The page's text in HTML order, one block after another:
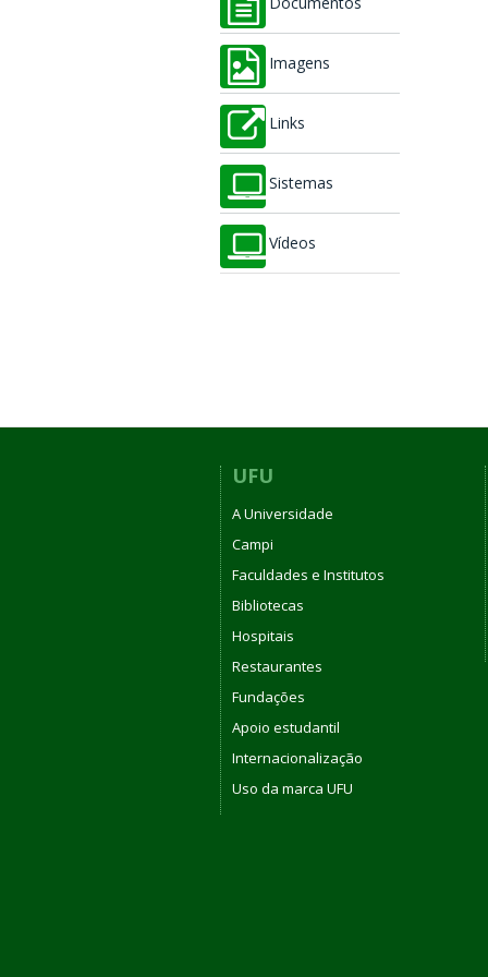
Documentos
Imagens
Links
Sistemas
Vídeos
UFU
A Universidade
Campi
Faculdades e Institutos
Bibliotecas
Hospitais
Restaurantes
Fundações
Apoio estudantil
Internacionalização
Uso da marca UFU